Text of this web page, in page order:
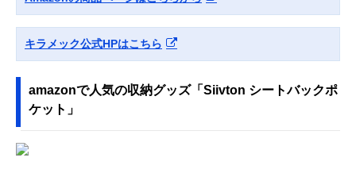
キラメック公式HPはこちら
amazonで人気の収納グッズ「Siivton シートバックポ
ケット」